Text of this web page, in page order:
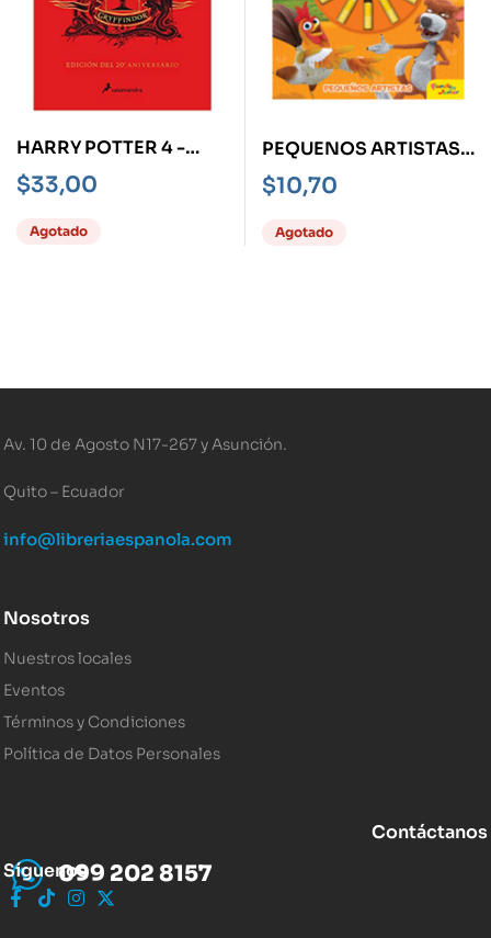
HARRY POTTER 4 -
GRYFFINDOR- Y EL
CÁLIZ DE FUEGO
$33,00
Agotado
PEQUENOS ARTISTAS -
LA GRANJA DE
ZENÓN-
$10,70
Agotado
Av. 10 de Agosto N17-267 y Asunción.
Quito – Ecuador
info@libreriaespanola.com
Nosotros
Nuestros locales
Eventos
Términos y Condiciones
Política de Datos Personales
Contáctanos
099 202 8157
Síguenos